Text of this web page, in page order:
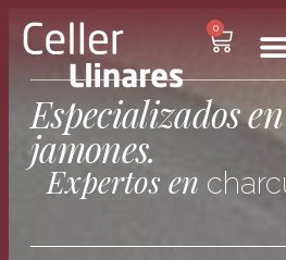
0
Especializados
jamones.
Expertos en